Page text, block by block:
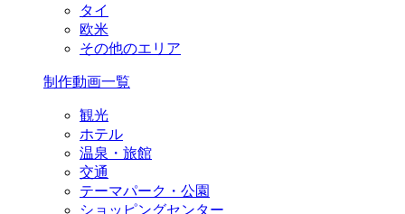
タイ
欧米
その他のエリア
制作動画一覧
観光
ホテル
温泉・旅館
交通
テーマパーク・公園
ショッピングセンター